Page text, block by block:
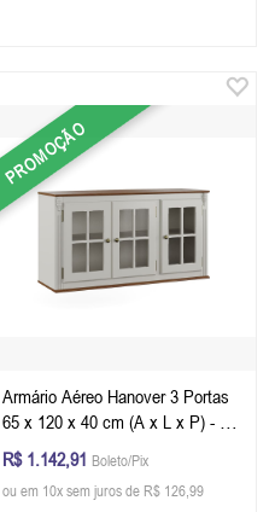
PROMOÇÃO
Armário Aéreo Hanover 3 Portas
65 x 120 x 40 cm (A x L x P) - Cor
Offwhite - Imbuia Glazer
R$ 1.142,91 Boleto/Pix
ou em 10x sem juros de R$ 126,99